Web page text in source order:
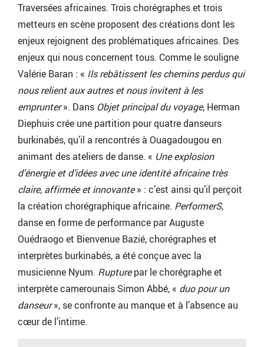
Traversées africaines. Trois chorégraphes et trois
metteurs en scène proposent des créations dont les
enjeux rejoignent des problématiques africaines. Des
enjeux qui nous concernent tous. Comme le souligne
Valérie Baran : « Ils rebâtissent les chemins perdus qui
nous relient aux autres et nous invitent à les
emprunter». Dans Objet principal du voyage, Herman
Diephuis crée une partition pour quatre danseurs
burkinabés, qu’il a rencontrés à Ouagadougou en
animant des ateliers de danse. « Une explosion
d’énergie et d’idées avec une identité africaine très
claire, affirmée et innovante» : c’est ainsi qu’il perçoit
la création chorégraphique africaine. PerformerS,
danse en forme de performance par Auguste
Ouédraogo et Bienvenue Bazié, chorégraphes et
interprètes burkinabés, a été conçue avec la
musicienne Nyum. Rupturepar le chorégraphe et
interprète camerounais Simon Abbé, « duo pour un
danseur», se confronte au manque et à l’absence au
cœur de l’intime.